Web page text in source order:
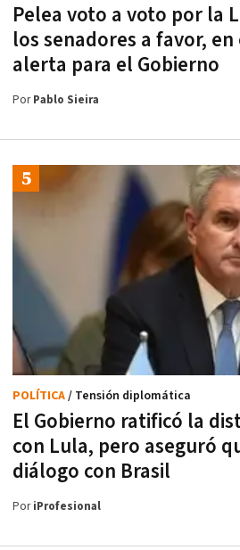
Pelea voto a voto por la
los senadores a favor,
alerta para el Gobierno
PorPablo Sieira
El Gobierno ratificó la
con Lula, pero aseguró
diálogo con Brasil
POLÍTICA/ Tensión diplomática
PoriProfesional